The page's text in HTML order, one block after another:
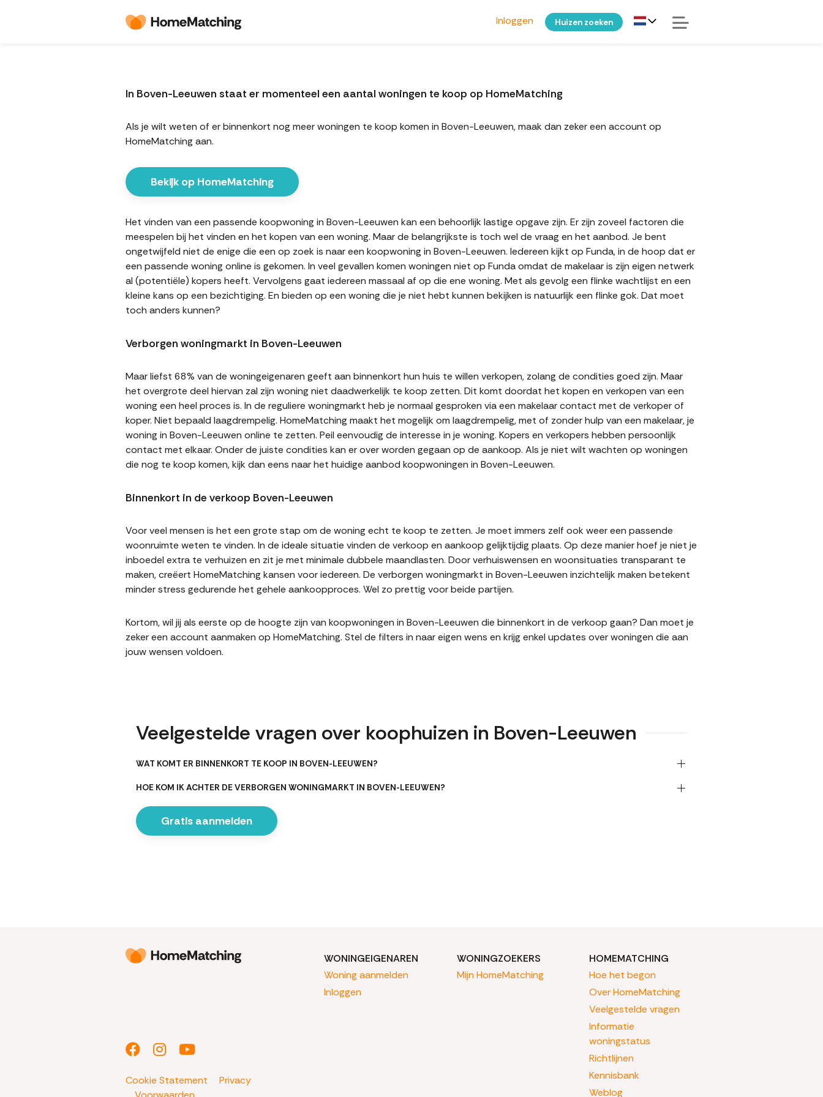
Inloggen Huizen zoeken
In Boven-Leeuwen staat er momenteel een aantal woningen te koop op HomeMatching
Als je wilt weten of er binnenkort nog meer woningen te koop komen in Boven-Leeuwen, maak dan zeker een account op
HomeMatching aan.
Bekijk op HomeMatching
Het vinden van een passende koopwoning in Boven-Leeuwen kan een behoorlijk lastige opgave zijn. Er zijn zoveel factoren die
meespelen bij het vinden en het kopen van een woning. Maar de belangrijkste is toch wel de vraag en het aanbod. Je bent
ongetwijfeld niet de enige die een op zoek is naar een koopwoning in Boven-Leeuwen. Iedereen kijkt op Funda, in de hoop dat er
een passende woning online is gekomen. In veel gevallen komen woningen niet op Funda omdat de makelaar is zijn eigen netwerk
al (potentiële) kopers heeft. Vervolgens gaat iedereen massaal af op die ene woning. Met als gevolg een flinke wachtlijst en een
kleine kans op een bezichtiging. En bieden op een woning die je niet hebt kunnen bekijken is natuurlijk een flinke gok. Dat moet
toch anders kunnen?
Verborgen woningmarkt in Boven-Leeuwen
Maar liefst 68% van de woningeigenaren geeft aan binnenkort hun huis te willen verkopen, zolang de condities goed zijn. Maar
het overgrote deel hiervan zal zijn woning niet daadwerkelijk te koop zetten. Dit komt doordat het kopen en verkopen van een
woning een heel proces is. In de reguliere woningmarkt heb je normaal gesproken via een makelaar contact met de verkoper of
koper. Niet bepaald laagdrempelig. HomeMatching maakt het mogelijk om laagdrempelig, met of zonder hulp van een makelaar, je
woning in Boven-Leeuwen online te zetten. Peil eenvoudig de interesse in je woning. Kopers en verkopers hebben persoonlijk
contact met elkaar. Onder de juiste condities kan er over worden gegaan op de aankoop. Als je niet wilt wachten op woningen
die nog te koop komen, kijk dan eens naar het huidige aanbod koopwoningen in Boven-Leeuwen.
Binnenkort in de verkoop Boven-Leeuwen
Voor veel mensen is het een grote stap om de woning echt te koop te zetten. Je moet immers zelf ook weer een passende
woonruimte weten te vinden. In de ideale situatie vinden de verkoop en aankoop gelijktijdig plaats. Op deze manier hoef je niet je
inboedel extra te verhuizen en zit je met minimale dubbele maandlasten. Door verhuiswensen en woonsituaties transparant te
maken, creëert HomeMatching kansen voor iedereen. De verborgen woningmarkt in Boven-Leeuwen inzichtelijk maken betekent
minder stress gedurende het gehele aankoopproces. Wel zo prettig voor beide partijen.
Kortom, wil jij als eerste op de hoogte zijn van koopwoningen in Boven-Leeuwen die binnenkort in de verkoop gaan? Dan moet je
zeker een account aanmaken op HomeMatching. Stel de filters in naar eigen wens en krijg enkel updates over woningen die aan
jouw wensen voldoen.
Veelgestelde vragen over koophuizen in Boven-Leeuwen
WAT KOMT ER BINNENKORT TE KOOP IN BOVEN-LEEUWEN?
HOE KOM IK ACHTER DE VERBORGEN WONINGMARKT IN BOVEN-LEEUWEN?
Gratis aanmelden
Cookie Statement
Privacy
WONINGEIGENAREN
Woning aanmelden
Inloggen
WONINGZOEKERS
Mijn HomeMatching
HOMEMATCHING
Hoe het begon
Over HomeMatching
Veelgestelde vragen
Informatie
woningstatus
Richtlijnen
Kennisbank
Weblog